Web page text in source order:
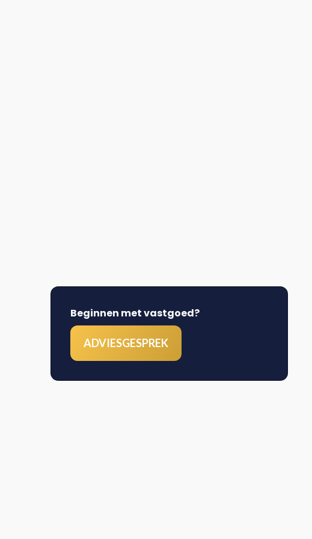
Beginnen met vastgoed?
ADVIESGESPREK